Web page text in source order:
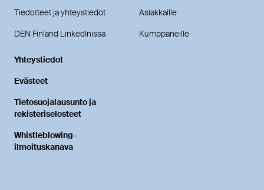
Tiedotteet ja yhteystiedot
DEN Finland LinkedInissä
Asiakkaille
Kumppaneille
Yhteystiedot
Evästeet
Tietosuojalausunto ja
rekisteriselosteet
Whistleblowing-
ilmoituskanava